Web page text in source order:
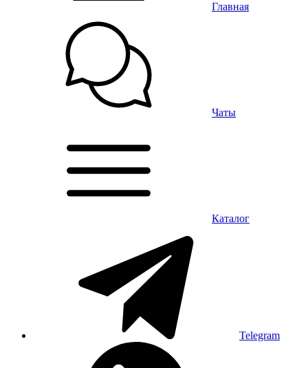
Главная
Чаты
Каталог
Telegram